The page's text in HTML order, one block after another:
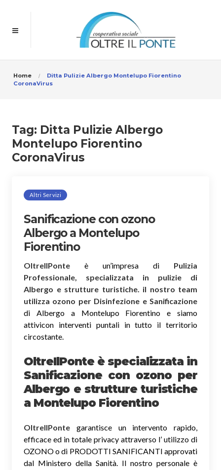
Home
Ditta Pulizie Albergo Montelupo Fiorentino
CoronaVirus
Tag: Ditta Pulizie Albergo
Montelupo Fiorentino
CoronaVirus
Altri Servizi
Sanificazione con ozono
Albergo a Montelupo
Fiorentino
OltreIlPonte è un’impresa di Pulizia
Professionale, specializzata in pulizie di
Albergo e strutture turistiche. il nostro team
utilizza ozono per Disinfezione e Sanificazione
di Albergo a Montelupo Fiorentino e siamo
attivicon interventi puntali in tutto il territorio
circostante.
OltreIlPonte è specializzata in
Sanificazione con ozono per
Albergo e strutture turistiche
a Montelupo Fiorentino
OltreIlPonte garantisce un intervento rapido,
efficace ed in totale privacy attraverso l’ utilizzo di
OZONO o di PRODOTTI SANIFICANTI approvati
dal Ministero della Sanità. Il nostro personale è